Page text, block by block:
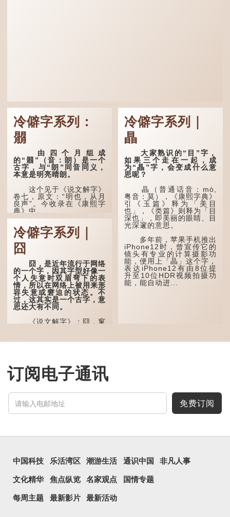
冷僻字系列：
朤
由四个月组成
的“朤”（音：朗）是一个
古字，与“朗”同音同义，
本意是明亮晴朗。
这个见于《说文解字》
卷七，原文：“明也，从月
良声”。今收录在《康熙字
典》中。
这个字，用法颇多。
“朤朤干坤，舍我其
谁。”干坤是《周易》中的
两个卦名，这里指天地、宇
宙等，形容政治清明，天下
太平！
“天空朤朤，任鸟儿高
飞。”也是指天清气明，鸟
儿可高飞。
“朤朤脆脆”就是形容办
事爽快干脆。我...
冷僻字系列｜
囧
囧，是近年流行于网络
的一个字，因其字型好像一
个人失意时双眉弯下的表
情，所以在网络上被用来形
容失意或窘迫的状态。不
过，这其实是一个古字，意
思还大有不同。
《说文解字》：囧，窻
「囱」一样都是「窗」的象
示在囧地种黍。
这个古字十分少用，直
行表情符号，这个字也被网
民当做表情符号来用。
囧字的「八」像一对委
冷僻字系列｜
瞐
大家熟识的“目”字，
如果三个走在一起，成
为“瞐”字，会变成什么意
思呢？
瞐（普通话音：mò,
粤音：莫），《康熙字典》
引《玉篇》释为「美目
也」，《类篇》则释为「目
深也」，即美丽的眼睛、目
光深邃的意思。
多年前，苹果手机推出
iPhone12时，曾宣传它的
镜头有专业的计算摄影功
能，便用上「瞐」这个字，
表达iPhone12有由8位提
升至10位HDR视频拍摄功
能，能自动进...
订阅电子通讯
免费订阅
中国科技 乐活湾区 潮游生活 通识中国 非凡人事
文化精华 焦点纵览 名家观点 国情专题
每周主题 最新影片 最新活动